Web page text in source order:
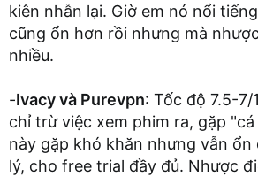
kiên nhẫn lại. Giờ em nó nổi
cũng ổn hơn rồi nhưng mà
nhiều.
-Ivacy và Purevpn: Tốc độ 7.5-7/
chỉ trừ việc xem phim ra, gặp
này gặp khó khăn nhưng vẫn ổn
lý, cho free trial đầy đủ. Nhược